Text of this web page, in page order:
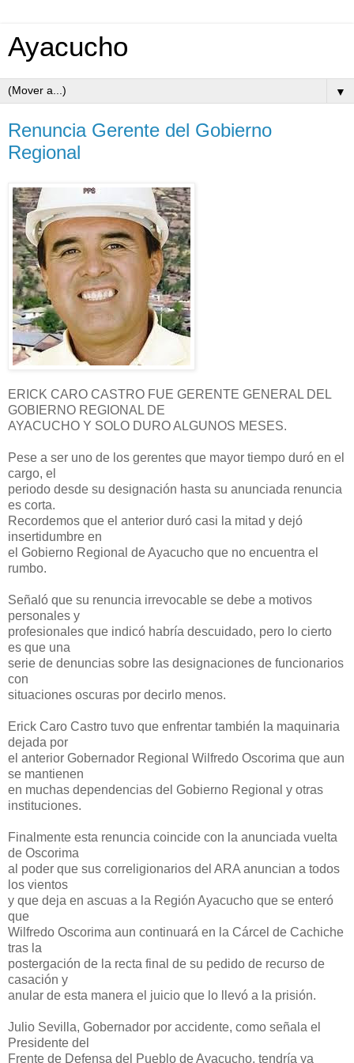
Ayacucho
▼
Renuncia Gerente del Gobierno
Regional
ERICK CARO CASTRO FUE GERENTE GENERAL DEL
GOBIERNO REGIONAL DE
AYACUCHO Y SOLO DURO ALGUNOS MESES.
Pese a ser uno de los gerentes que mayor tiempo duró en el
cargo, el
periodo desde su designación hasta su anunciada renuncia
es corta.
Recordemos que el anterior duró casi la mitad y dejó
insertidumbre en
el Gobierno Regional de Ayacucho que no encuentra el
rumbo.
Señaló que su renuncia irrevocable se debe a motivos
personales y
profesionales que indicó habría descuidado, pero lo cierto
es que una
serie de denuncias sobre las designaciones de funcionarios
con
situaciones oscuras por decirlo menos.
Erick Caro Castro tuvo que enfrentar también la maquinaria
dejada por
el anterior Gobernador Regional Wilfredo Oscorima que aun
se mantienen
en muchas dependencias del Gobierno Regional y otras
instituciones.
Finalmente esta renuncia coincide con la anunciada vuelta
de Oscorima
al poder que sus correligionarios del ARA anuncian a todos
los vientos
y que deja en ascuas a la Región Ayacucho que se enteró
que
Wilfredo Oscorima aun continuará en la Cárcel de Cachiche
tras la
postergación de la recta final de su pedido de recurso de
casación y
anular de esta manera el juicio que lo llevó a la prisión.
Julio Sevilla, Gobernador por accidente, como señala el
Presidente del
Frente de Defensa del Pueblo de Ayacucho, tendría ya